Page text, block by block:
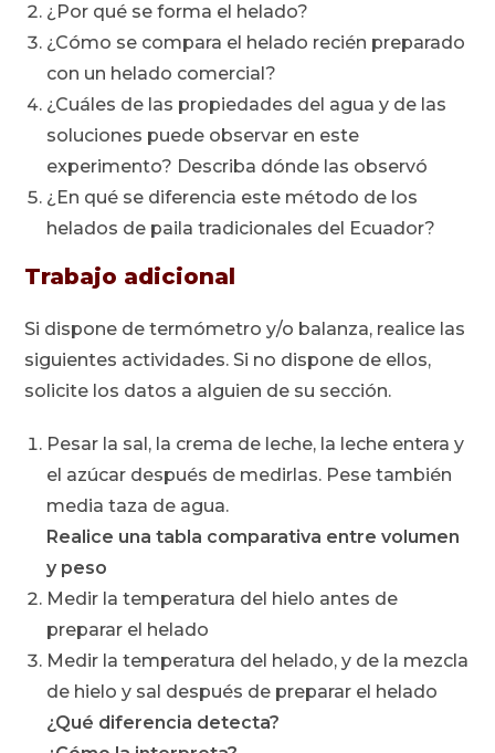
¿Por qué se forma el helado?
¿Cómo se compara el helado recién preparado
con un helado comercial?
¿Cuáles de las propiedades del agua y de las
soluciones puede observar en este
experimento? Describa dónde las observó
¿En qué se diferencia este método de los
helados de paila tradicionales del Ecuador?
Trabajo adicional
Si dispone de termómetro y/o balanza, realice las
siguientes actividades. Si no dispone de ellos,
solicite los datos a alguien de su sección.
Pesar la sal, la crema de leche, la leche entera y
el azúcar después de medirlas. Pese también
media taza de agua.
Realice una tabla comparativa entre volumen
y peso
Medir la temperatura del hielo antes de
preparar el helado
Medir la temperatura del helado, y de la mezcla
de hielo y sal después de preparar el helado
¿Qué diferencia detecta?